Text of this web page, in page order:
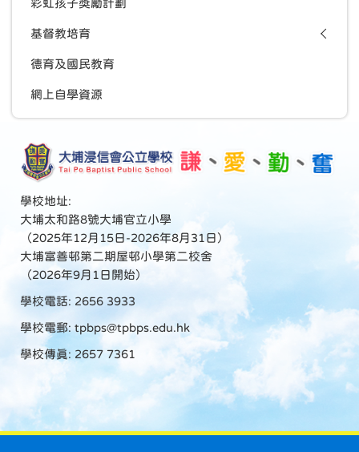
彩虹孩子獎勵計劃
基督教培育
德育及國民教育
網上自學資源
學校地址:
大埔太和路8號大埔官立小學
（2025年12月15日-2026年8月31日）
大埔富善邨第二期屋邨小學第二校舍
（2026年9月1日開始）
學校電話: 2656 3933
學校電郵: tpbps@tpbps.edu.hk
學校傳真: 2657 7361